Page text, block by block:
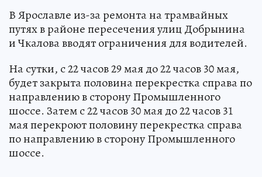
В Ярославле из-за ремонта на трамвайных
путях в районе пересечения улиц Добрынина
и Чкалова вводят ограничения для водителей.
На сутки, с 22 часов 29 мая до 22 часов 30 мая,
будет закрыта половина перекрестка справа по
направлению в сторону Промышленного
шоссе. Затем с 22 часов 30 мая до 22 часов 31
мая перекроют половину перекрестка справа
по направлению в сторону Промышленного
шоссе.